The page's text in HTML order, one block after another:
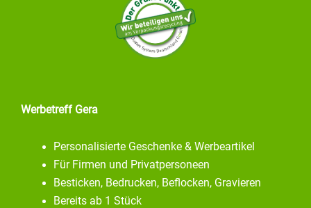
Werbetreff Gera
Personalisierte Geschenke & Werbeartikel
Für Firmen und Privatpersoneen
Besticken, Bedrucken, Beflocken, Gravieren
Bereits ab 1 Stück